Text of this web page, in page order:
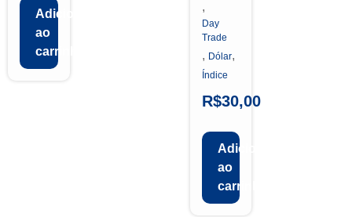
Adicionar
ao
carrinho
,
Day
Trade
, Dólar,
Índice
R$30,00
Adicionar
ao
carrinho